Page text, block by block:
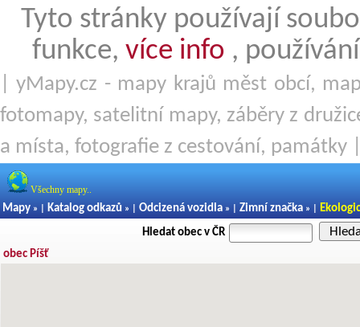
Tyto stránky používají
funkce, více info ,
| yMapy.cz - mapy krajů měst obcí,
fotomapy, satelitní mapy, záběry z
a místa, fotografie z cestování, památky
Všechny mapy..
Mapy » | Katalog odkazů » | Odcizená vozidla » | Zimní značka » |
Hledat obec v ČR
obec Píšť